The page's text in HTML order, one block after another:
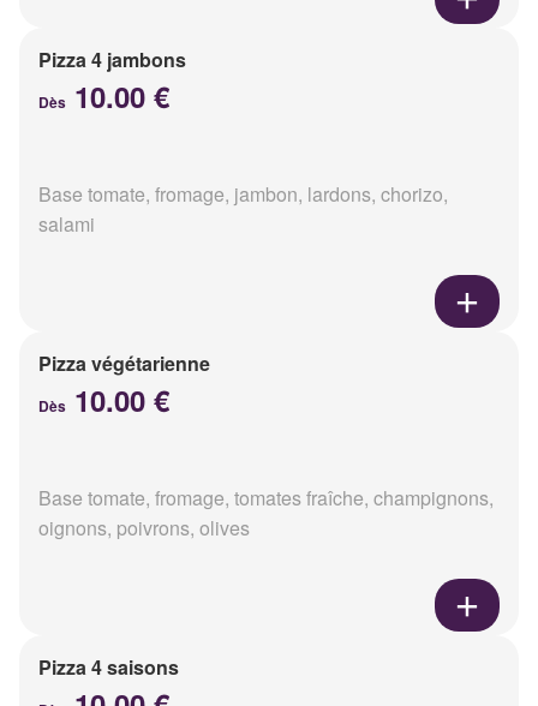
Pizza 4 jambons
Dès 10.00 €
Base tomate, fromage, jambon, lardons, chorizo,
salami
Pizza végétarienne
Dès 10.00 €
Base tomate, fromage, tomates fraîche, champignons,
oignons, poivrons, olives
Pizza 4 saisons